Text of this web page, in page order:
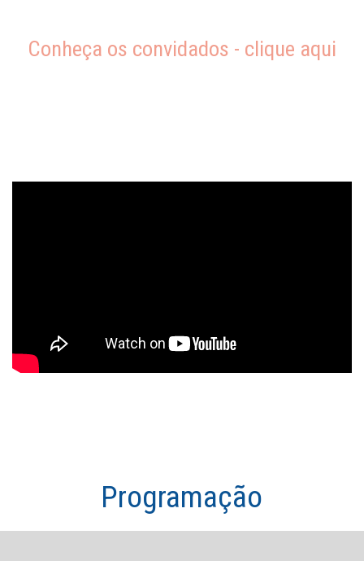
Conheça os convidados - clique aqui
Programação